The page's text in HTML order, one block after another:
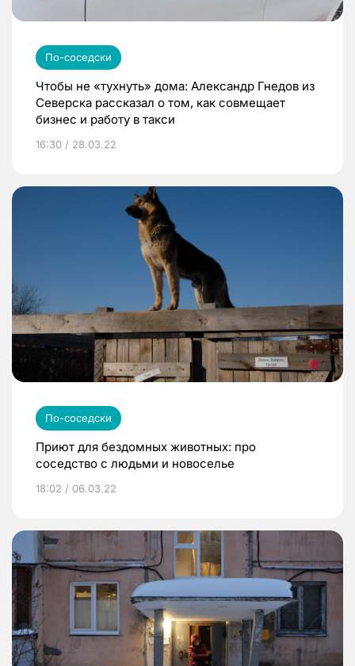
По-соседски
Чтобы не «тухнуть» дома: Александр Гнедов из
Северска рассказал о том, как совмещает
бизнес и работу в такси
16:30 / 28.03.22
По-соседски
Приют для бездомных животных: про
соседство с людьми и новоселье
18:02 / 06.03.22